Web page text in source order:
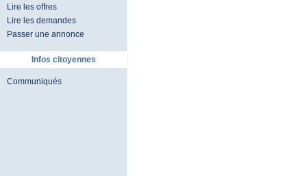
Lire les offres
Lire les demandes
Passer une annonce
Infos citoyennes
Communiqués